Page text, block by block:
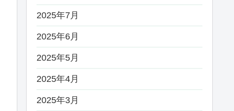
2025年7月
2025年6月
2025年5月
2025年4月
2025年3月